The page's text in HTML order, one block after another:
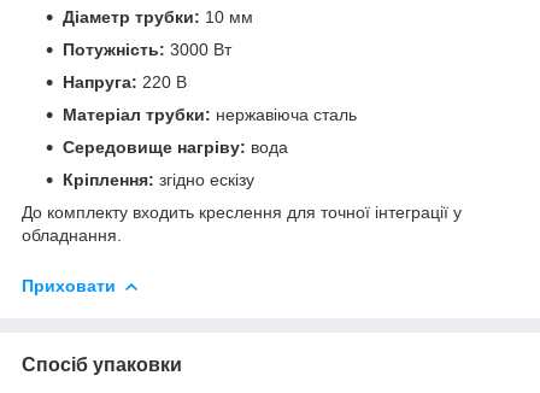
Діаметр трубки: 10 мм
Потужність: 3000 Вт
Напруга: 220 В
Матеріал трубки: нержавіюча сталь
Середовище нагріву: вода
Кріплення: згідно ескізу
До комплекту входить креслення для точної інтеграції у
обладнання.
Приховати
Спосіб упаковки